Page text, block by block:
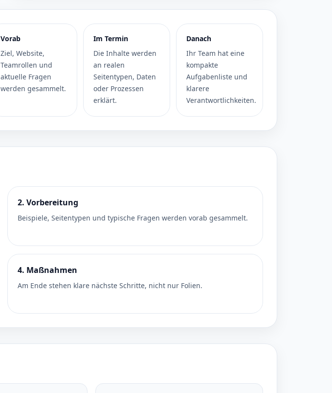
Vorab
Ziel, Website,
Teamrollen und
aktuelle Fragen
werden gesammelt.
Im Termin
Die Inhalte werden
an realen
Seitentypen, Daten
oder Prozessen
erklärt.
Danach
Ihr Team hat eine
kompakte
Aufgabenliste und
klarere
Verantwortlichkeiten.
2. Vorbereitung
Beispiele, Seitentypen und typische Fragen werden vorab gesammelt.
4. Maßnahmen
Am Ende stehen klare nächste Schritte, nicht nur Folien.